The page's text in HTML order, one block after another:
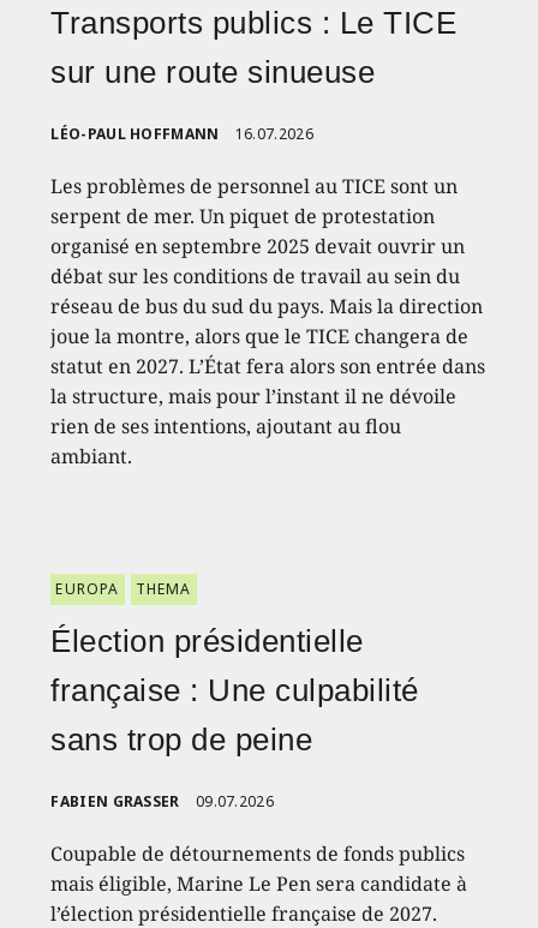
Transports publics : Le TICE
sur une route sinueuse
LÉO-PAUL HOFFMANN 16.07.2026
Les problèmes de personnel au TICE sont un
serpent de mer. Un piquet de protestation
organisé en septembre 2025 devait ouvrir un
débat sur les conditions de travail au sein du
réseau de bus du sud du pays. Mais la direction
joue la montre, alors que le TICE changera de
statut en 2027. L’État fera alors son entrée dans
la structure, mais pour l’instant il ne dévoile
rien de ses intentions, ajoutant au flou
ambiant.
EUROPA THEMA
Élection présidentielle
française : Une culpabilité
sans trop de peine
FABIEN GRASSER 09.07.2026
Coupable de détournements de fonds publics
mais éligible, Marine Le Pen sera candidate à
l’élection présidentielle française de 2027.